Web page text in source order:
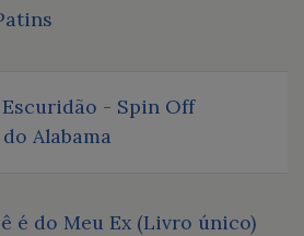
- Spin Off
Alabama
é do Meu Ex (Livro único)